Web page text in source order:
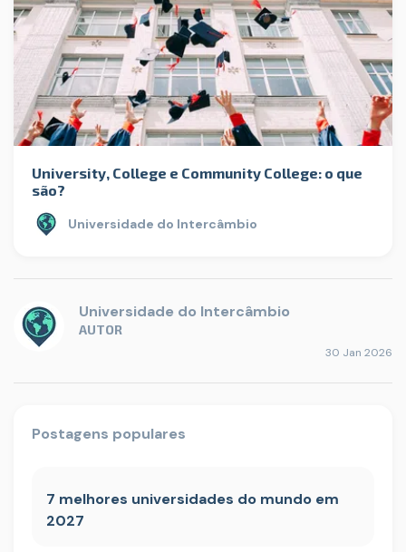
University, College e Community College: o que
são?
Universidade do Intercâmbio
Universidade do Intercâmbio
AUTOR
30 Jan 2026
Postagens populares
7 melhores universidades do mundo em
2027